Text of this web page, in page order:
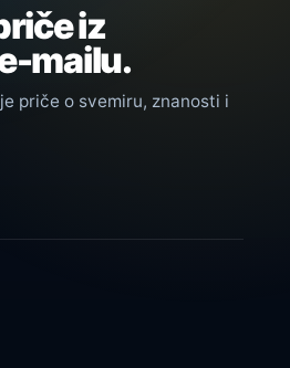
iz
mailu.
priče o svemiru, znanosti i